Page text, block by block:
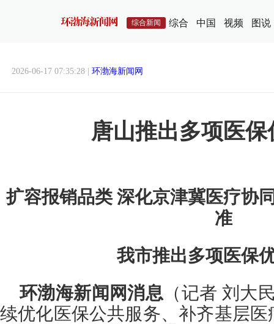
综合新闻 综合 中国 视频 图说
2026-06-17 07:35:28 | 环渤海新闻网
唐山推出多项医
扩容报销品类 深化京津冀医疗协
准
我市推出多项医保
环渤海新闻网消息 （记者 刘大
续优化医保公共服务、补齐基层